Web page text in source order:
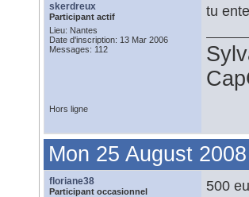
skerdreux
Participant actif
Lieu: Nantes
Date d'inscription: 13 Mar 2006
Messages: 112
tu
Hors ligne
Mon 25 August
floriane38
Participant occasionnel
500